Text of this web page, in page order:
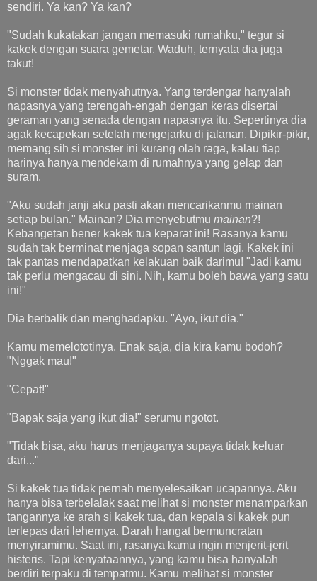
sendiri. Ya kan? Ya kan?
"Sudah kukatakan jangan memasuki rumahku," tegur si
kakek dengan suara gemetar. Waduh, ternyata dia juga
takut!
Si monster tidak menyahutnya. Yang terdengar hanyalah
napasnya yang terengah-engah dengan keras disertai
geraman yang senada dengan napasnya itu. Sepertinya dia
agak kecapekan setelah mengejarku di jalanan. Dipikir-pikir,
memang sih si monster ini kurang olah raga, kalau tiap
harinya hanya mendekam di rumahnya yang gelap dan
suram.
"Aku sudah janji aku pasti akan mencarikanmu mainan
setiap bulan." Mainan? Dia menyebutmu mainan?!
Kebangetan bener kakek tua keparat ini! Rasanya kamu
sudah tak berminat menjaga sopan santun lagi. Kakek ini
tak pantas mendapatkan kelakuan baik darimu! "Jadi kamu
tak perlu mengacau di sini. Nih, kamu boleh bawa yang satu
ini!"
Dia berbalik dan menghadapku. "Ayo, ikut dia."
Kamu memelototinya. Enak saja, dia kira kamu bodoh?
"Nggak mau!"
"Cepat!"
"Bapak saja yang ikut dia!" serumu ngotot.
"Tidak bisa, aku harus menjaganya supaya tidak keluar
dari..."
Si kakek tua tidak pernah menyelesaikan ucapannya. Aku
hanya bisa terbelalak saat melihat si monster menamparkan
tangannya ke arah si kakek tua, dan kepala si kakek pun
terlepas dari lehernya. Darah hangat bermuncratan
menyiramimu. Saat ini, rasanya kamu ingin menjerit-jerit
histeris. Tapi kenyataannya, yang kamu bisa hanyalah
berdiri terpaku di tempatmu. Kamu melihat si monster